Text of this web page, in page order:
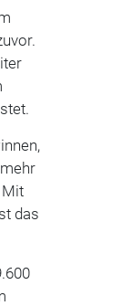
Mit
das